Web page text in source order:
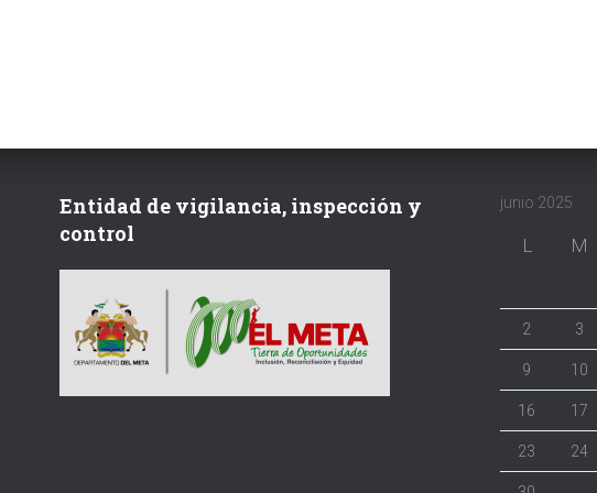
Entidad de vigilancia, inspección y
control
junio 2025
L M
2 3
9 10
16 17
23 24